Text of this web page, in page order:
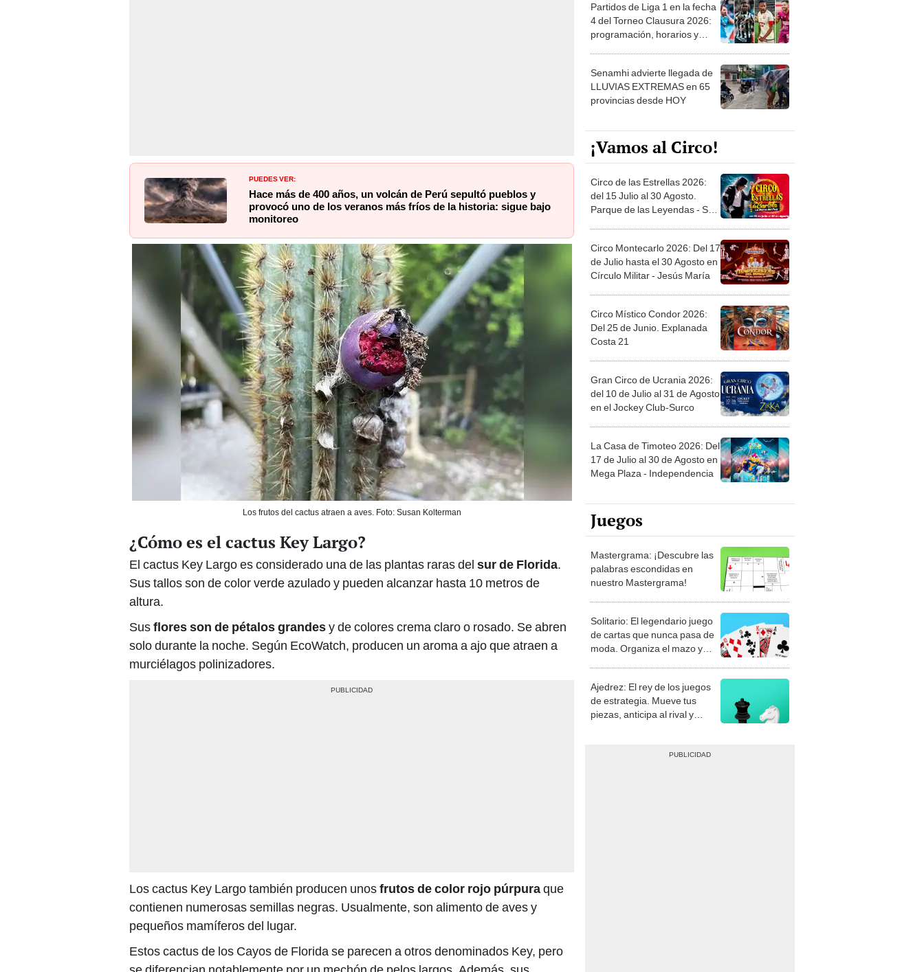
PUEDES VER:
Hace más de 400 años, un volcán de Perú sepultó pueblos y
provocó uno de los veranos más fríos de la historia: sigue bajo
monitoreo
Los frutos del cactus atraen a aves. Foto: Susan Kolterman
¿Cómo es el cactus Key Largo?
El cactus Key Largo es considerado una de las plantas raras del sur de Florida.
Sus tallos son de color verde azulado y pueden alcanzar hasta 10 metros de
altura.
Susflores son de pétalos grandesy de colores crema claro o rosado. Se abren
solo durante la noche. Según EcoWatch, producen un aroma a ajo que atraen a
murciélagos polinizadores.
Los cactus Key Largo también producen unosfrutos de color rojo púrpuraque
contienen numerosas semillas negras. Usualmente, son alimento de aves y
pequeños mamíferos del lugar.
Estos cactus de los Cayos de Florida se parecen a otros denominados Key, pero
Partidos de Liga 1 en la fecha
4 del Torneo Clausura 2026:
programación, horarios y
Senamhi advierte llegada de
LLUVIAS EXTREMAS en 65
provincias desde HOY
¡Vamos al Circo!
Circo de las Estrellas 2026:
del 15 Julio al 30 Agosto.
Parque de las Leyendas - San
Circo Montecarlo 2026: Del 17
de Julio hasta el 30 Agosto en
Círculo Militar - Jesús María
Circo Místico Condor 2026:
Del 25 de Junio. Explanada
Costa 21
Gran Circo de Ucrania 2026:
del 10 de Julio al 31 de Agosto
en el Jockey Club-Surco
La Casa de Timoteo 2026: Del
17 de Julio al 30 de Agosto en
Mega Plaza - Independencia
Juegos
Mastergrama: ¡Descubre las
palabras escondidas en
nuestro Mastergrama!
Solitario: El legendario juego
de cartas que nunca pasa de
moda. Organiza el mazo y
Ajedrez: El rey de los juegos
de estrategia. Mueve tus
piezas, anticipa al rival y